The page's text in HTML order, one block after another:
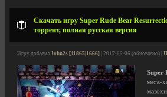
Скачать игру Super Rude Bear
торрент, полная русская версия
Игру добавил John2s [11865|1666] | 2017-05-06 (обновлено) |
Super
мега-